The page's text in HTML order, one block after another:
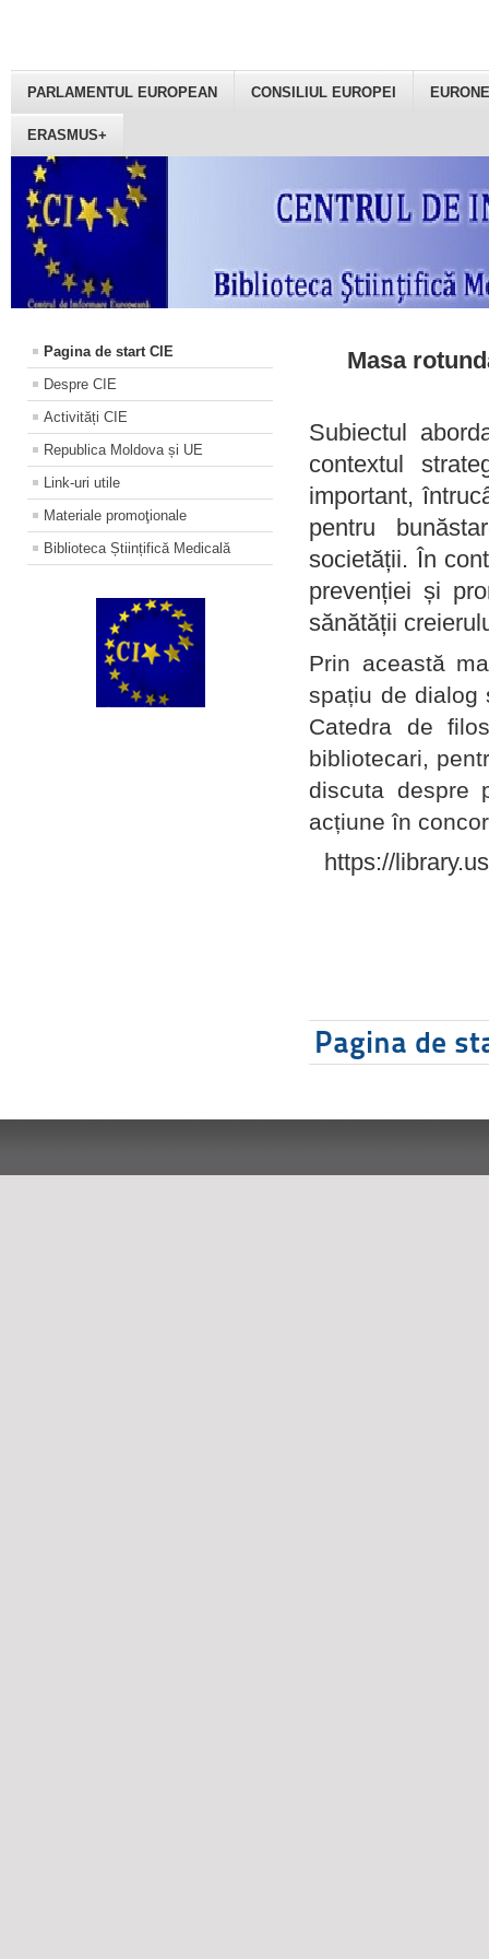
PARLAMENTUL EUROPEAN CONSILIUL EUROPEI
ERASMUS+
Pagina de start CIE
Despre CIE
Activități CIE
Republica Moldova și UE
Link-uri utile
Materiale promoţionale
Biblioteca Științifică Medicală
Masa
Subiectul
contextul
important,
pentru
societății. În
prevenției și
sănătății
Prin această
spațiu de dialog
Catedra de
bibliotecari,
discuta despre
acțiune în
https://
Pagina de